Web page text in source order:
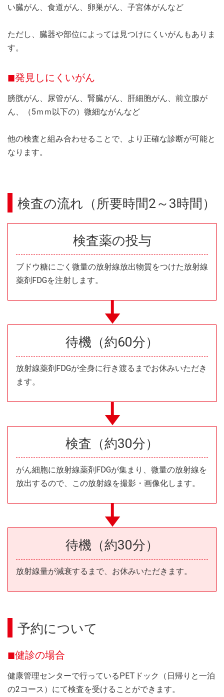
い臓がん、食道がん、卵巣がん、子宮体がんなど
ただし、臓器や部位によっては見つけにくいがんもありま
す。
発見しにくいがん
膀胱がん、尿管がん、腎臓がん、肝細胞がん、前立腺が
ん、（5ｍｍ以下の）微細ながんなど
他の検査と組み合わせることで、より正確な診断が可能と
なります。
検査の流れ（所要時間2～3時間）
検査薬の投与
ブドウ糖にごく微量の放射線放出物質をつけた放射線
薬剤FDGを注射します。
待機（約60分）
放射線薬剤FDGが全身に行き渡るまでお休みいただき
ます。
検査（約30分）
がん細胞に放射線薬剤FDGが集まり、微量の放射線を
放出するので、この放射線を撮影・画像化します。
待機（約30分）
放射線量が減衰するまで、お休みいただきます。
予約について
健診の場合
健康管理センターで行っているPETドック（日帰りと一泊
の2コース）にて検査を受けることができます。